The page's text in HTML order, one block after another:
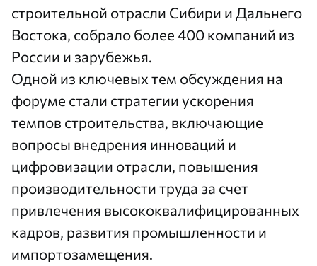
строительной отрасли Сибири и Дальнего
Востока, собрало более 400 компаний из
России и зарубежья.
Одной из ключевых тем обсуждения на
форуме стали стратегии ускорения
темпов строительства, включающие
вопросы внедрения инноваций и
цифровизации отрасли, повышения
производительности труда за счет
привлечения высококвалифицированных
кадров, развития промышленности и
импортозамещения.